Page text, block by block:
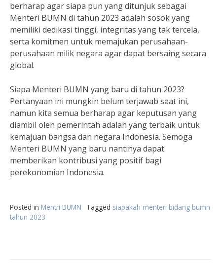
berharap agar siapa pun yang ditunjuk sebagai
Menteri BUMN di tahun 2023 adalah sosok yang
memiliki dedikasi tinggi, integritas yang tak tercela,
serta komitmen untuk memajukan perusahaan-
perusahaan milik negara agar dapat bersaing secara
global.
Siapa Menteri BUMN yang baru di tahun 2023?
Pertanyaan ini mungkin belum terjawab saat ini,
namun kita semua berharap agar keputusan yang
diambil oleh pemerintah adalah yang terbaik untuk
kemajuan bangsa dan negara Indonesia. Semoga
Menteri BUMN yang baru nantinya dapat
memberikan kontribusi yang positif bagi
perekonomian Indonesia.
Posted in Mentri BUMN Tagged siapakah menteri bidang bumn
tahun 2023